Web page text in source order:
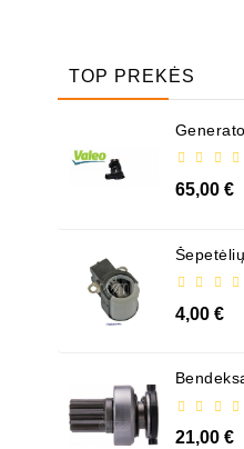
TOP PREKĖS
65,00 €
4,00 €
21,00 €